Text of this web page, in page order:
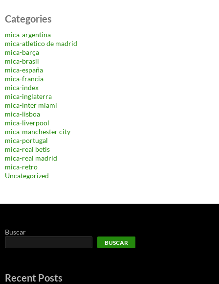
Categories
mica-argentina
mica-atletico de madrid
mica-barça
mica-brasil
mica-españa
mica-francia
mica-index
mica-inglaterra
mica-inter miami
mica-lisboa
mica-liverpool
mica-manchester city
mica-portugal
mica-real betis
mica-real madrid
mica-retro
Uncategorized
Buscar
BUSCAR
Recent Posts